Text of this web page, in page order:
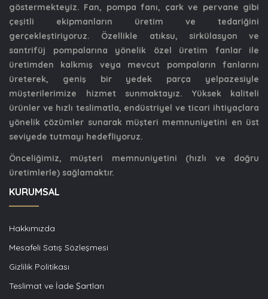
göstermekteyiz. Fan, pompa fanı, çark ve pervane gibi
çeşitli ekipmanların üretim ve tedariğini
gerçekleştiriyoruz. Özellikle atıksu, sirkülasyon ve
santrifüj pompalarına yönelik özel üretim fanlar ile
üretimden kalkmış veya mevcut pompaların fanlarını
üreterek, geniş bir yedek parça yelpazesiyle
müşterilerimize hizmet sunmaktayız. Yüksek kaliteli
ürünler ve hızlı teslimatla, endüstriyel ve ticari ihtiyaçlara
yönelik çözümler sunarak müşteri memnuniyetini en üst
seviyede tutmayı hedefliyoruz.
Önceliğimiz, müşteri memnuniyetini (hızlı ve doğru
üretimlerle) sağlamaktır.
KURUMSAL
Hakkımızda
Mesafeli Satış Sözleşmesi
Gizlilik Politikası
Teslimat ve İade Şartları